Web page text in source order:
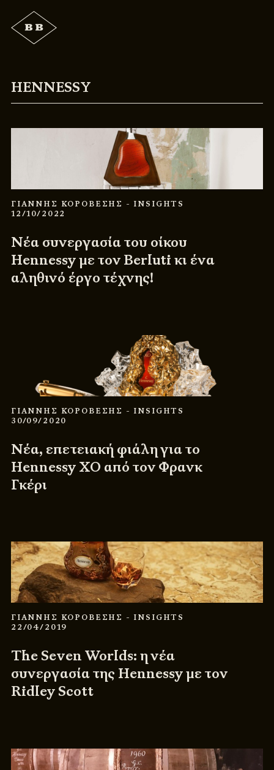
HENNESSY
ΓΙΑΝΝΗΣ ΚΟΡΟΒΕΣΗΣ - INSIGHTS
12/10/2022
Νέα συνεργασία του οίκου
Hennessy με τον Berluti κι ένα
αληθινό έργο τέχνης!
ΓΙΑΝΝΗΣ ΚΟΡΟΒΕΣΗΣ - INSIGHTS
30/09/2020
Νέα, επετειακή φιάλη για το
Hennessy XO από τον Φρανκ
Γκέρι
ΓΙΑΝΝΗΣ ΚΟΡΟΒΕΣΗΣ - INSIGHTS
22/04/2019
The Seven Worlds: η νέα
συνεργασία της Hennessy με τον
Ridley Scott